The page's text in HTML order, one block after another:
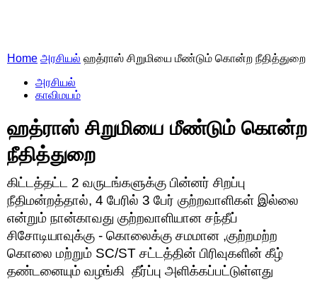
Home அரசியல் ஹத்ராஸ் சிறுமியை மீண்டும் கொன்ற நீதித்துறை
அரசியல்
காவிமயம்
ஹத்ராஸ் சிறுமியை மீண்டும் கொன்ற
நீதித்துறை
கிட்டத்தட்ட 2 வருடங்களுக்கு பின்னர் சிறப்பு
நீதிமன்றத்தால், 4 பேரில் 3 பேர் குற்றவாளிகள் இல்லை
என்றும் நான்காவது குற்றவாளியான சந்தீப்
சிசோடியாவுக்கு - கொலைக்கு சமமான ,குற்றமற்ற
கொலை மற்றும் SC/ST சட்டத்தின் பிரிவுகளின் கீழ்
தண்டனையும் வழங்கி தீர்ப்பு அளிக்கப்பட்டுள்ளது